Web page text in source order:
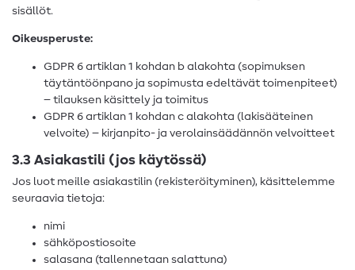
sisällöt.
Oikeusperuste:
GDPR 6 artiklan 1 kohdan b alakohta (sopimuksen
täytäntöönpano ja sopimusta edeltävät toimenpiteet)
– tilauksen käsittely ja toimitus
GDPR 6 artiklan 1 kohdan c alakohta (lakisääteinen
velvoite) – kirjanpito- ja verolainsäädännön velvoitteet
3.3 Asiakastili (jos käytössä)
Jos luot meille asiakastilin (rekisteröityminen), käsittelemme
seuraavia tietoja:
nimi
sähköpostiosoite
salasana (tallennetaan salattuna)